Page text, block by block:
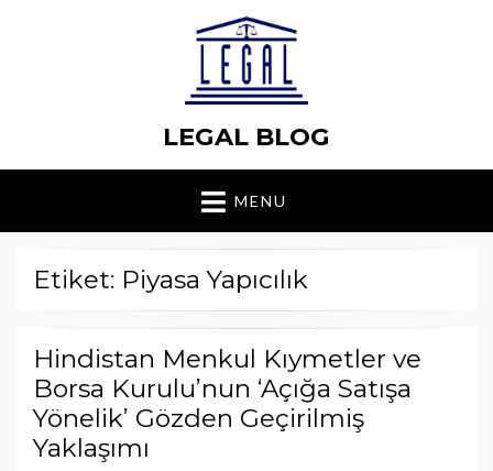
LEGAL BLOG
MENU
Etiket: Piyasa Yapıcılık
Hindistan Menkul Kıymetler ve
Borsa Kurulu’nun ‘Açığa Satışa
Yönelik’ Gözden Geçirilmiş
Yaklaşımı